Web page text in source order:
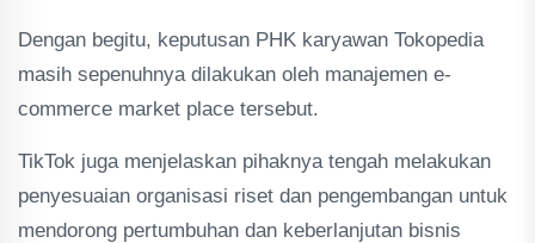
Dengan begitu, keputusan PHK karyawan Tokopedia
masih sepenuhnya dilakukan oleh manajemen e-
commerce market place tersebut.
TikTok juga menjelaskan pihaknya tengah melakukan
penyesuaian organisasi riset dan pengembangan untuk
mendorong pertumbuhan dan keberlanjutan bisnis